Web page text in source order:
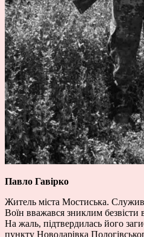
Павло Гавірко
Житель міста Мостиська. Служив
Воїн вважався зниклим безвісти
На жаль, підтвердилась його
пункту Новодарівка